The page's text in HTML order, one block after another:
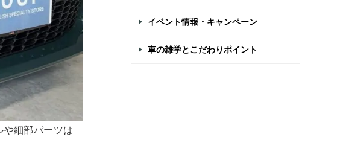
や細部パーツは
イベント情報・キャンペーン
車の雑学とこだわりポイント